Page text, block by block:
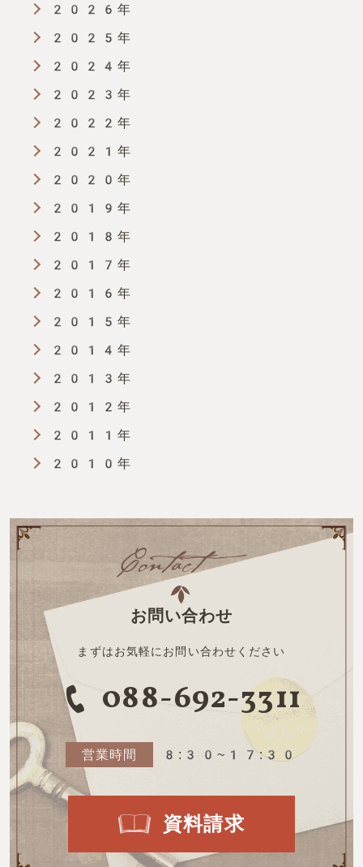
2026年
2025年
2024年
2023年
2022年
2021年
2020年
2019年
2018年
2017年
2016年
2015年
2014年
2013年
2012年
2011年
2010年
お問い合わせ
まずはお気軽にお問い合わせください
088-692-3311
営業時間 8:30~17:30
資料請求